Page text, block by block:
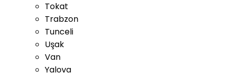
Tokat
Trabzon
Tunceli
Uşak
Van
Yalova